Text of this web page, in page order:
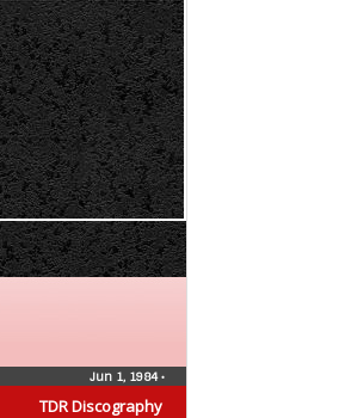
TDR Discography
Jun 1, 1984•